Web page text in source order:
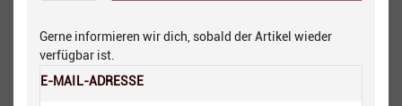
Gerne informieren wir dich, sobald der Artikel wieder
verfügbar ist.
E-MAIL-ADRESSE